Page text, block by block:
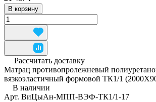
В корзину
Рассчитать доставку
Матрац противопролежневый
вязкоэластичный формовой ТК1/1
В наличии
Арт. ВиЦыАн-МПП-ВЭФ-ТК1/1-17